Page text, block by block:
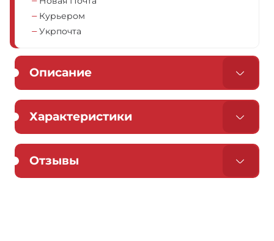
Курьером
Укрпочта
Описание
Характеристики
Отзывы